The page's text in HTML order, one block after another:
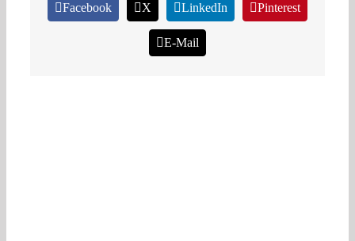
Facebook X LinkedIn Pinterest
E-Mail